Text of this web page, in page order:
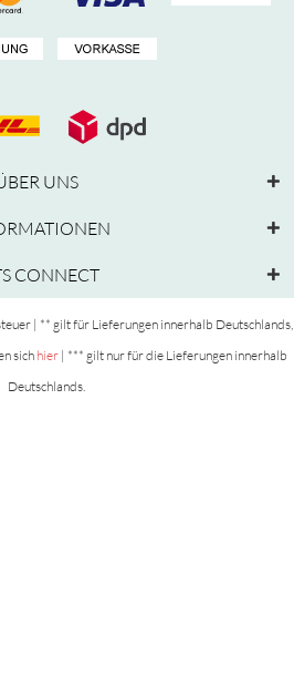
UNS
CONNECT
| ** gilt für Lieferungen innerhalb Deutschlands,
sich hier | *** gilt nur für die Lieferungen innerhalb
Deutschlands.